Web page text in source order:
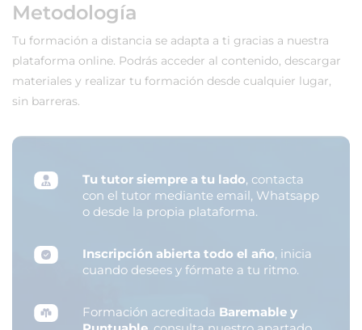
Metodología
Tu formación a distancia se adapta a ti gracias a nuestra
plataforma online. Podrás acceder al contenido, descargar
materiales y realizar tu formación desde cualquier lugar,
sin barreras.
Tu tutor siempre a tu lado, contacta
con el tutor mediante email, Whatsapp
o desde la propia plataforma.
Inscripción abierta todo el año, inicia
cuando desees y fórmate a tu ritmo.
Formación acreditada Baremable y